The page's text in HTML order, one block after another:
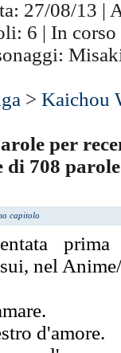
27/08/13 |
6 | In corso
>Kaichou
per
di 708 parole
capitolo
nel
d'amore.